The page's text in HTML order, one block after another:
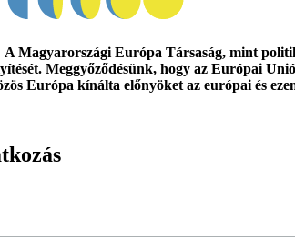
A Magyarországi Európa Társaság, mint
Meggyőződésünk, hogy az Európai
Európa kínálta előnyöket az európai és